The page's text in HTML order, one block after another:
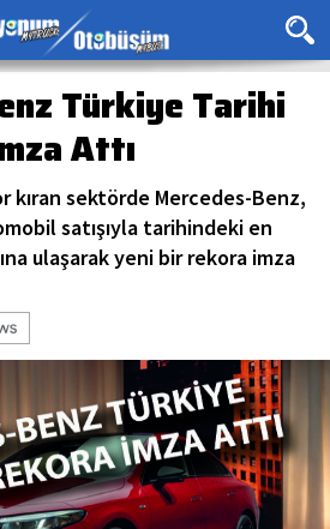
Türkiye Tarihi
Attı
kıran sektörde Mercedes-Benz,
satışıyla tarihindeki en
ulaşarak yeni bir rekora imza